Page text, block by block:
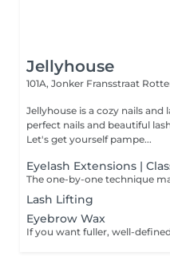
Jellyhouse
101A, Jonker Fransstraat
Jellyhouse is a cozy nails
perfect nails and beautiful
Let's get yourself pampe...
Eyelash Extensions |
Lash Lifting
Eyebrow Wax